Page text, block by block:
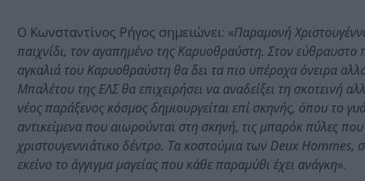
Ο Κωνσταντίνος Ρήγος σημειώνει: «Παραμονή
παιχνίδι, τον αγαπημένο της Καρυοθραύστη. Στον εύθραυστο
αγκαλιά του Καρυοθραύστη θα δει τα πιο υπέροχα όνειρα
Μπαλέτου της ΕΛΣ θα επιχειρήσει να αναδείξει τη
νέος παράξενος κόσμος δημιουργείται επί σκηνής, όπου το
αντικείμενα που αιωρούνται στη σκηνή, τις μπαρόκ πύλες
χριστουγεννιάτικο δέντρο. Τα κοστούμια των Deux Hommes,
εκείνο το άγγιγμα μαγείας που κάθε παραμύθι έχει ανάγκη».